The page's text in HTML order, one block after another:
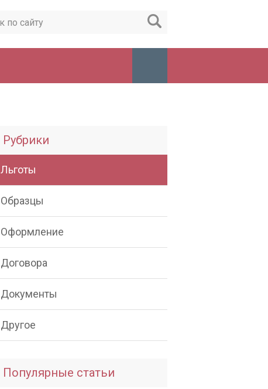
Рубрики
Льготы
Образцы
Оформление
Договора
Документы
Другое
Популярные статьи